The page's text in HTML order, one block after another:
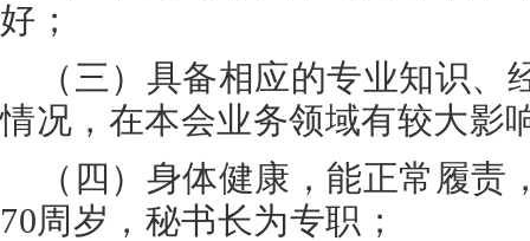
好；
（三）具备相应的专业知识
情况，在本会业务领域有较大影
（四）身体健康，能正常履
70周岁，秘书长为专职；